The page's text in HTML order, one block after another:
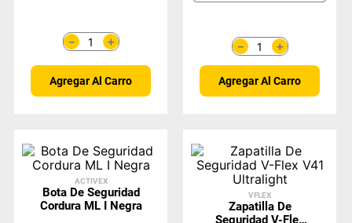
＋
－
Agregar Al Carro
＋
－
Agregar Al Carro
ACTIVEX
Bota De Seguridad
Cordura ML I Negra
VFLEX
Zapatilla De
Seguridad V-Flex